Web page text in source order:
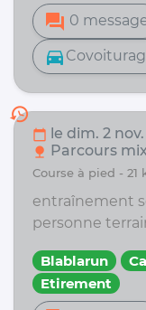
forum 0
directions_car
history
calendar_today le dim. 2
nature Parcours
course à pied -
entraînement
personne
Blablarun
Etirement